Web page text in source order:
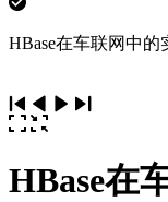
HBase在车联网中的
HBase在